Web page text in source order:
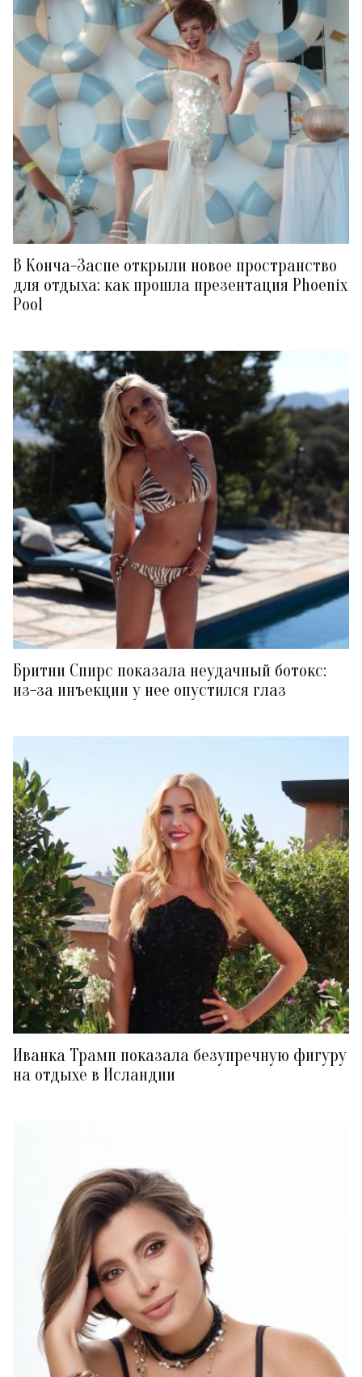
В Конча-Заспе открыли новое пространство
для отдыха: как прошла презентация Phoenix
Pool
Бритни Спирс показала неудачный ботокс:
из-за инъекции у нее опустился глаз
Иванка Трамп показала безупречную фигуру
на отдыхе в Исландии